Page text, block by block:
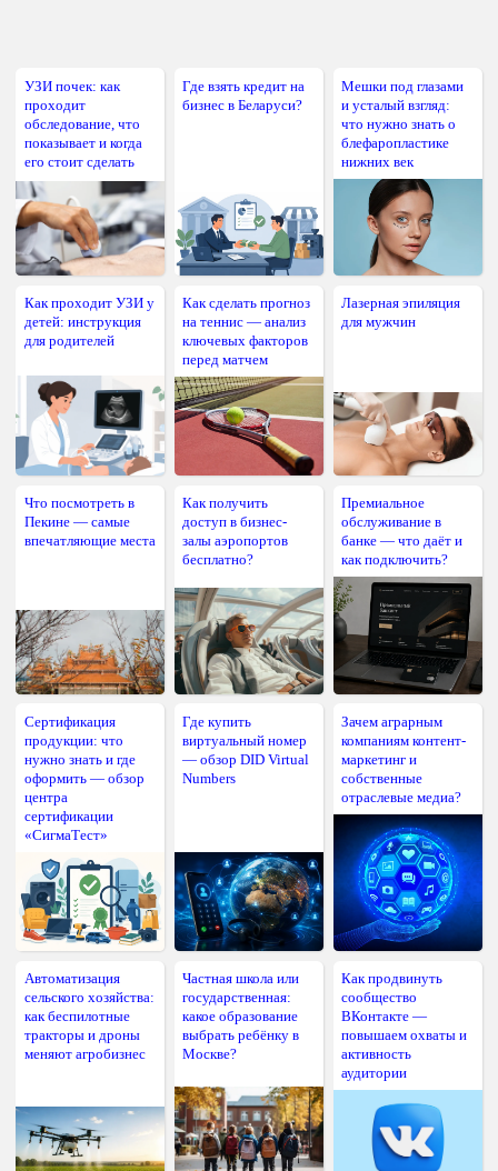
УЗИ почек: как
проходит
обследование, что
показывает и когда
его стоит сделать
Где взять кредит на
бизнес в Беларуси?
Мешки под глазами
и усталый взгляд:
что нужно знать о
блефаропластике
нижних век
Как проходит УЗИ у
детей: инструкция
для родителей
Как сделать прогноз
на теннис — анализ
ключевых факторов
перед матчем
Лазерная эпиляция
для мужчин
Что посмотреть в
Пекине — самые
впечатляющие места
Как получить
доступ в бизнес-
залы аэропортов
бесплатно?
Премиальное
обслуживание в
банке — что даёт и
как подключить?
Сертификация
продукции: что
нужно знать и где
оформить — обзор
центра
сертификации
«СигмаТест»
Где купить
виртуальный номер
— обзор DID Virtual
Numbers
Зачем аграрным
компаниям контент-
маркетинг и
собственные
отраслевые медиа?
Автоматизация
сельского хозяйства:
как беспилотные
тракторы и дроны
меняют агробизнес
Частная школа или
государственная:
какое образование
выбрать ребёнку в
Москве?
Как продвинуть
сообщество
ВКонтакте —
повышаем охваты и
активность
аудитории